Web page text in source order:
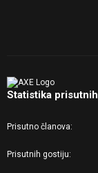
Statistika prisutnih
Prisutno članova
Prisutnih gostiju